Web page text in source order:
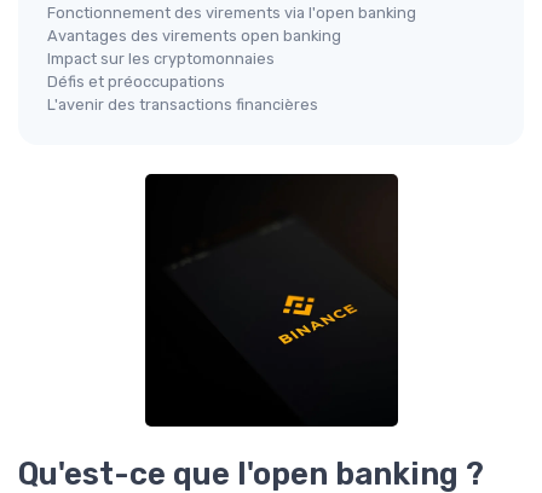
Fonctionnement des virements via l'open banking
Avantages des virements open banking
Impact sur les cryptomonnaies
Défis et préoccupations
L'avenir des transactions financières
Qu'est-ce que l'open banking ?